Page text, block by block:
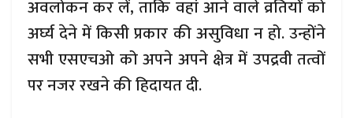
अवलोकन कर लें, ताकि वहां आने वाले व्रतियों को
अर्घ्य देने में किसी प्रकार की असुविधा न हो. उन्होंने
सभी एसएचओ को अपने अपने क्षेत्र में उपद्रवी तत्वों
पर नजर रखने की हिदायत दी.